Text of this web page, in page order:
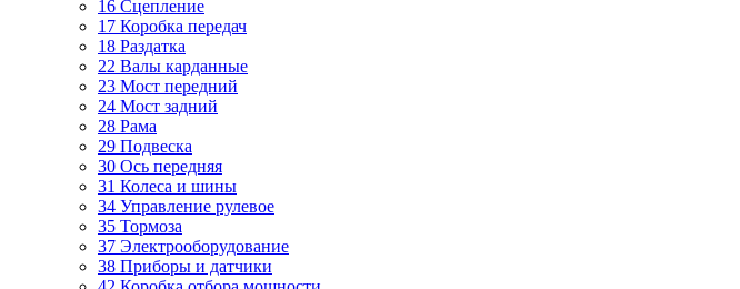
16 Сцепление
17 Коробка передач
18 Раздатка
22 Валы карданные
23 Мост передний
24 Мост задний
28 Рама
29 Подвеска
30 Ось передняя
31 Колеса и шины
34 Управление рулевое
35 Тормоза
37 Электрооборудование
38 Приборы и датчики